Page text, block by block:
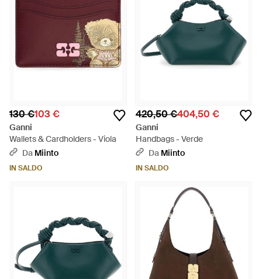
130 €103 €
Ganni
Wallets & Cardholders - Viola
Da Miinto
IN SALDO
420,50 €404,50 €
Ganni
Handbags - Verde
Da Miinto
IN SALDO